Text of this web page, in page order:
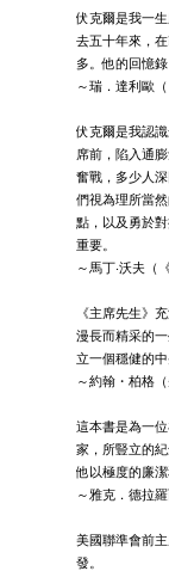
伏克爾是我一
去五十年來，
多。他的回憶
～瑞．達利歐
伏克爾是我認
席前，陷入通
奮戰，多少人
們視為理所當
點，以及勇於
重要。
～馬丁‧沃夫（
《主席先生》
漫長而精采的
立一個穩健的中
～約翰・柏格
這本書是為一
家，所豎立的
他以極度的廉
～雅克．德拉
美國聯準會前
發。